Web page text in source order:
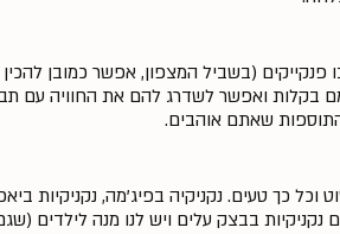
(בשביל המצפון, אפשר כמובן
בקלות ואפשר לשדרג להם את החוויה עם
התוספות שאתם אוהבים.
וכל כך טעים. נקניקיה בפיג'מה, נקניקיות
בבצק עלים ויש לנו מנה לילדים